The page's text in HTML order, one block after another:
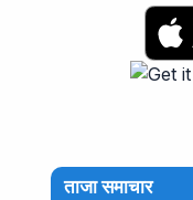
ताजा समाचार